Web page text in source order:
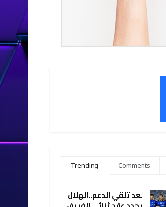
Trending Comments
بعد تلقي الدعم..الهلال